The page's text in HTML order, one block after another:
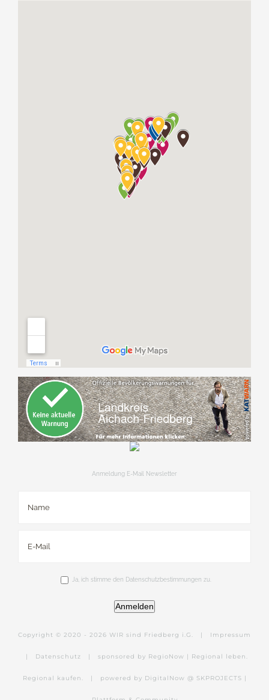
Anmeldung E-Mail Newsletter
Ja, ich stimme den Datenschutzbestimmungen zu.
Anmelden
Copyright © 2020 - 2026 WIR sind Friedberg i.G. | Impressum
| Datenschutz | sponsored by RegioNow | Regional leben.
Regional kaufen. | powered by DigitalNow @ SKPROJECTS |